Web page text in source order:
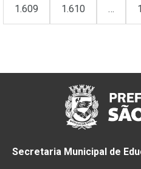
1.609 1.610 …
Secretaria Municipal de